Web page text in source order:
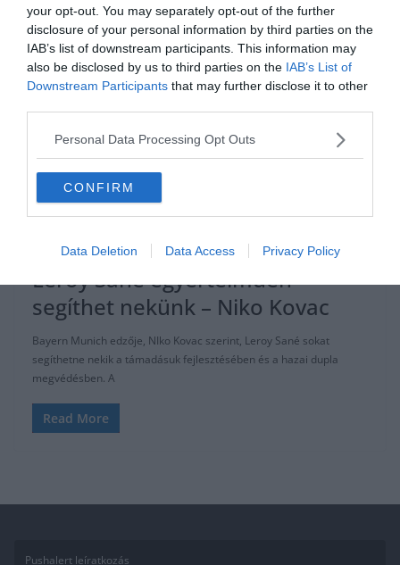
your opt-out. You may separately opt-out of the further
disclosure of your personal information by third parties on the
IAB’s list of downstream participants. This information may
also be disclosed by us to third parties on the IAB’s List of
Downstream Participants that may further disclose it to other
Personal Data Processing Opt Outs
CONFIRM
Data Deletion Data Access Privacy Policy
A Bayern München vezetése és Niko Kovac közösen úgy
határoztak, hogy mindenki menjen a maga útján, és a horvát már
nem az FC Bayern München csapatának edzője
Read More
ÁTIGAZOLÁSI HÍREK BUNDESLIGA
2019.07.10. Tamas
Leroy Sané egyértelműen
segíthet nekünk – Niko Kovac
Bayern Munich edzője, NIko Kovac szerint, Leroy Sané sokat
segíthetne nekik a támadásuk fejlesztésében és a hazai dupla
megvédésben. A
Read More
Pushalert leíratkozás